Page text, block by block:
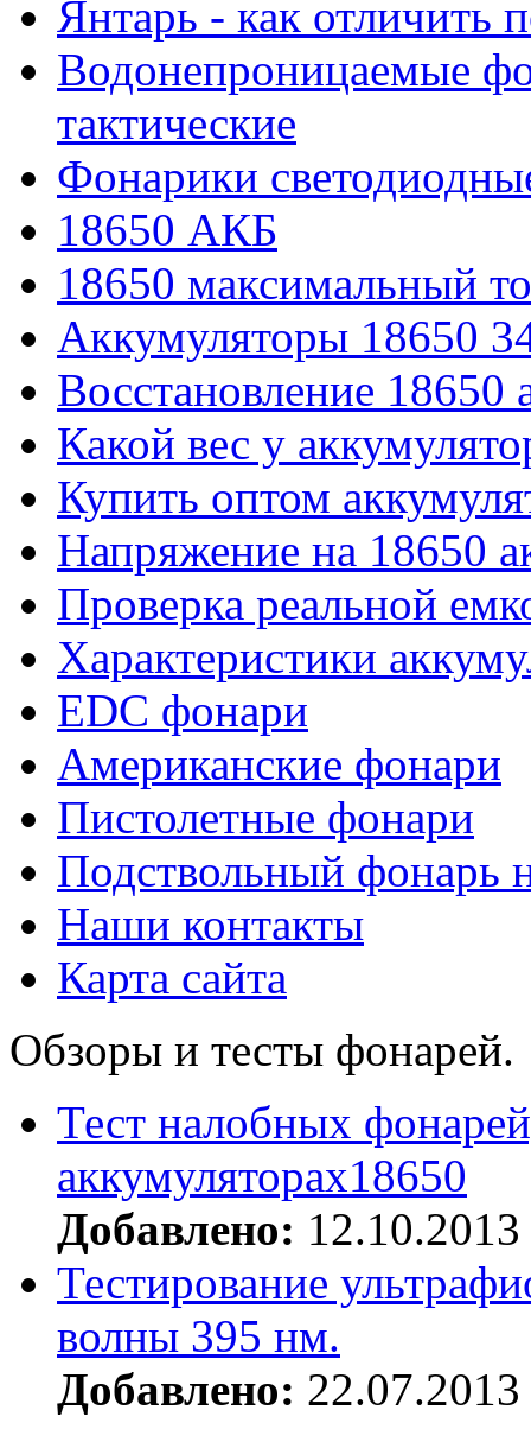
Янтарь - как отличить
Водонепроницаемые
тактические
Фонарики
18650 АКБ
18650 максимальный
Аккумуляторы 18650
Восстановление 18650
Какой вес у
Купить оптом
Напряжение на 18650
Проверка реальной
Характеристики
EDC фонари
Американские фонари
Пистолетные фонари
Подствольный фонарь
Наши контакты
Карта сайта
Обзоры и тесты фонарей.
Тест налобных
аккумуляторах18650
Добавлено: 12.10.2013
Тестирование
волны 395 нм.
Добавлено: 22.07.2013